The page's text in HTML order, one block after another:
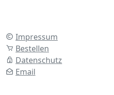
Impressum
Bestellen
Datenschutz
Email